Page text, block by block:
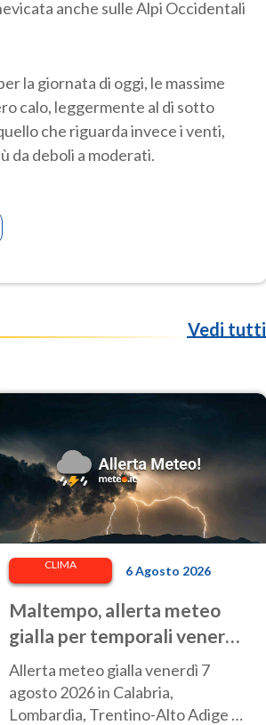
anche sulle Alpi Occidentali
la giornata di oggi, le massime
calo, leggermente al di sotto
che riguarda invece i venti,
da deboli a moderati.
Vedi tutti
CLIMA 6 Agosto 2026
Maltempo, allerta meteo
gialla per temporali venerdì
7 agosto: le regioni colpite
Allerta meteo gialla venerdì 7
agosto 2026 in Calabria,
Lombardia, Trentino-Alto Adige e